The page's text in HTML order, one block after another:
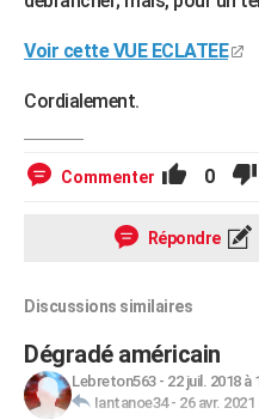
Voir cette VUE ECLATEE
Cordialement.
Commenter 0
Répondre
Discussions similaires
Dégradé américain
Lebreton563- 22 juil. 2018 à
Iantanoe34- 26 avr. 2021